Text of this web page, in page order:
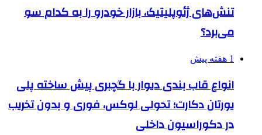
تنش‌های ژئوپلیتیک، بازار خودرو را به کدام سو
می‌برد؟
1 هفته پیش
انواع قاب بندی دیوار با گچبری پیش ساخته پلی
یورتان دکارت؛ تحولی لوکس، فوری و بدون تخریب
در دکوراسیون داخلی